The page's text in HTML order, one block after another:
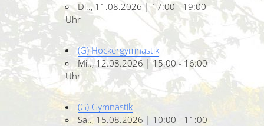
Di.., 11.08.2026 | 17:00 - 19:00
Uhr
(G) Hockergymnastik
Mi.., 12.08.2026 | 15:00 - 16:00
Uhr
(G) Gymnastik
Sa.., 15.08.2026 | 10:00 - 11:00